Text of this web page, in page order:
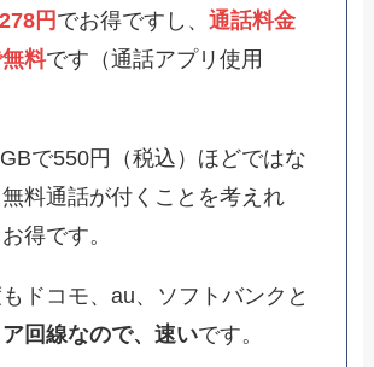
円 でお得ですし、通話料金
料です（通話アプリ使用
で550円（税込）ほどではな
料通話が付くことを考えれ
得です。
ドコモ、au、ソフトバンクと
回線なので、速いです。